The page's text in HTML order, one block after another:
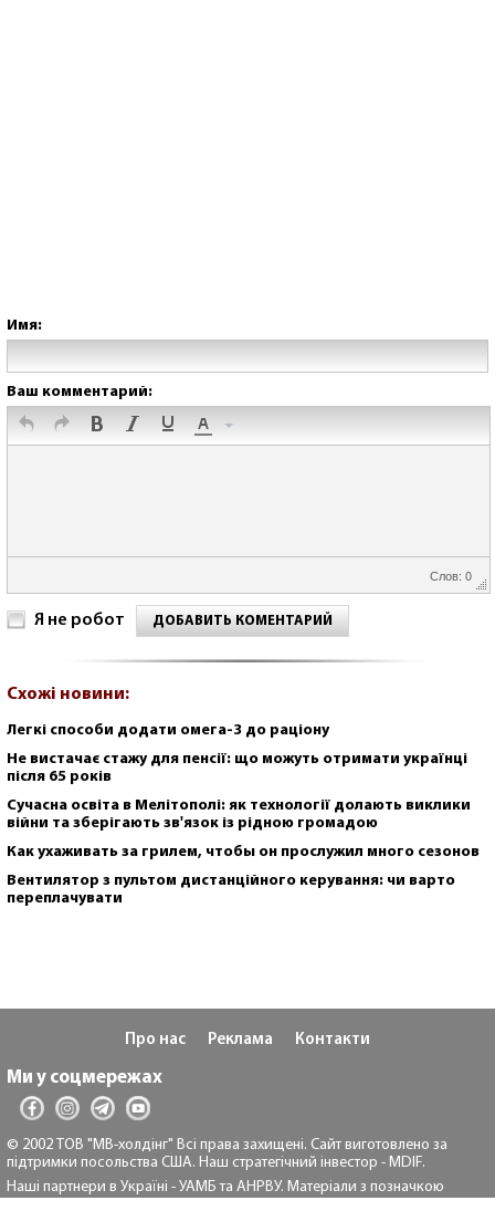
Имя:
Ваш комментарий:
Слов: 0
Я не робот ДОБАВИТЬ КОМЕНТАРИЙ
Схожі новини:
Легкі способи додати омега-3 до раціону
Не вистачає стажу для пенсії: що можуть отримати українці
після 65 років
Сучасна освіта в Мелітополі: як технології долають виклики
війни та зберігають зв'язок із рідною громадою
Как ухаживать за грилем, чтобы он прослужил много сезонов
Вентилятор з пультом дистанційного керування: чи варто
переплачувати
Про нас Реклама Контакти
Ми у соцмережах
© 2002 ТОВ "МВ-холдінг" Всі права захищені. Сайт виготовлено за
підтримки посольства США. Наш стратегічний інвестор - MDIF.
Наші партнери в Україні - УАМБ та АНРВУ. Матеріали з позначкою